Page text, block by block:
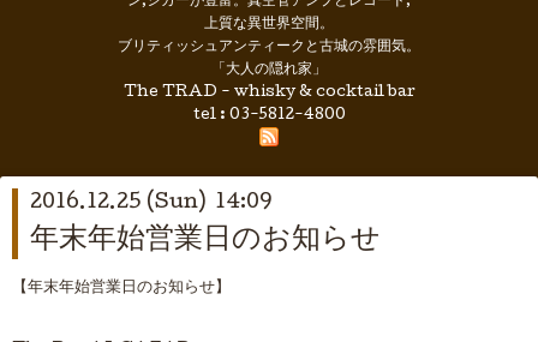
上質な異世界空間。
ブリティッシュアンティークと古城の雰囲気。
「大人の隠れ家」
The TRAD - whisky & cocktail bar
tel : 03-5812-4800
2016.12.25 (Sun) 14:09
年末年始営業日のお知らせ
【年末年始営業日のお知らせ】